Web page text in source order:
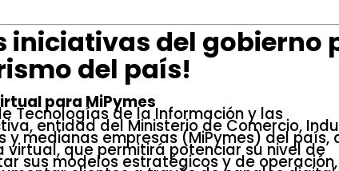
iniciativas del gobierno
del país!
para MiPymes
Tecnologías de la Información y las
entidad del Ministerio de Comercio,
y medianas empresas (MiPymes) del país,
que permitirá potenciar su nivel de
sus modelos estratégicos y de